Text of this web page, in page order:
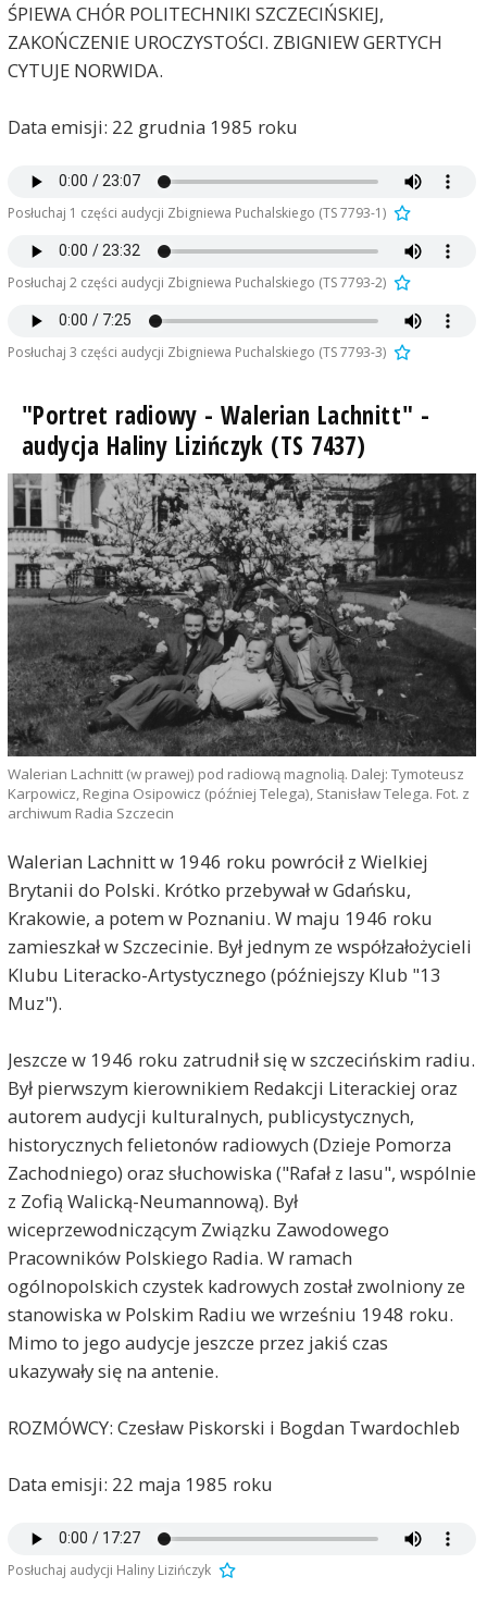
ŚPIEWA CHÓR POLITECHNIKI SZCZECIŃSKIEJ,
ZAKOŃCZENIE UROCZYSTOŚCI. ZBIGNIEW GERTYCH
CYTUJE NORWIDA.
Data emisji: 22 grudnia 1985 roku
Posłuchaj 1 części audycji Zbigniewa Puchalskiego (TS 7793-1)
Posłuchaj 2 części audycji Zbigniewa Puchalskiego (TS 7793-2)
Posłuchaj 3 części audycji Zbigniewa Puchalskiego (TS 7793-3)
"Portret radiowy - Walerian Lachnitt" -
audycja Haliny Lizińczyk (TS 7437)
Walerian Lachnitt (w prawej) pod radiową magnolią. Dalej: Tymoteusz
Karpowicz, Regina Osipowicz (później Telega), Stanisław Telega. Fot. z
archiwum Radia Szczecin
Walerian Lachnitt w 1946 roku powrócił z Wielkiej
Brytanii do Polski. Krótko przebywał w Gdańsku,
Krakowie, a potem w Poznaniu. W maju 1946 roku
zamieszkał w Szczecinie. Był jednym ze współzałożycieli
Klubu Literacko-Artystycznego (późniejszy Klub "13
Muz").
Jeszcze w 1946 roku zatrudnił się w szczecińskim radiu.
Był pierwszym kierownikiem Redakcji Literackiej oraz
autorem audycji kulturalnych, publicystycznych,
historycznych felietonów radiowych (Dzieje Pomorza
Zachodniego) oraz słuchowiska ("Rafał z lasu", wspólnie
z Zofią Walicką-Neumannową). Był
wiceprzewodniczącym Związku Zawodowego
Pracowników Polskiego Radia. W ramach
ogólnopolskich czystek kadrowych został zwolniony ze
stanowiska w Polskim Radiu we wrześniu 1948 roku.
Mimo to jego audycje jeszcze przez jakiś czas
ukazywały się na antenie.
ROZMÓWCY: Czesław Piskorski i Bogdan Twardochleb
Data emisji: 22 maja 1985 roku
Posłuchaj audycji Haliny Lizińczyk